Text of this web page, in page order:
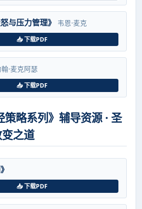
与压力管理》 韦恩·麦克
📥 下载PDF
·麦克阿瑟
📥 下载PDF
策略系列》辅导资源 · 圣
之道
📥 下载PDF